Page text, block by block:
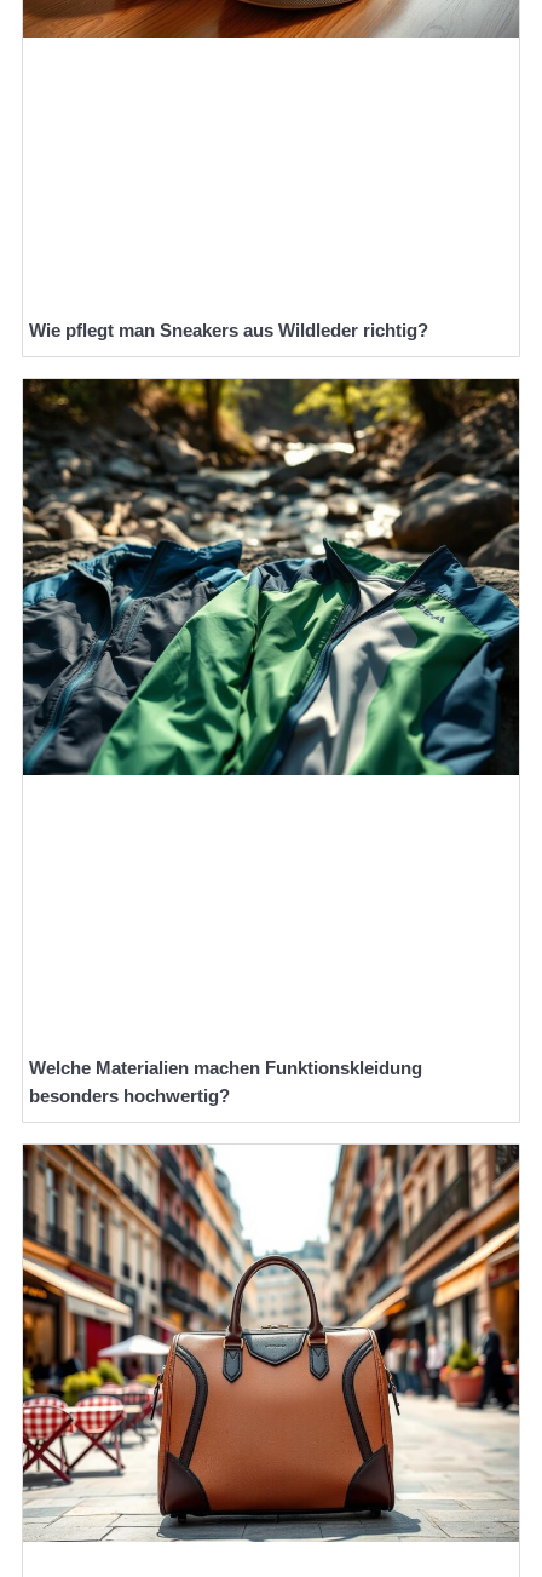
Wie pflegt man Sneakers aus Wildleder richtig?
Welche Materialien machen Funktionskleidung
besonders hochwertig?